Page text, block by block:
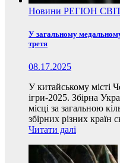
Новини РЕГІОН
У загальному медальному
третя
08.17.2025
У китайському місті
ігри-2025. Збірна
місці за загальною
збірних різних країн
Читати далі